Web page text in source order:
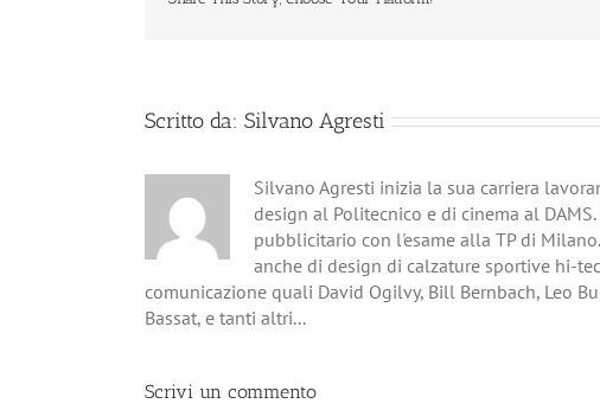
Scritto da: Silvano Agresti
Silvano Agresti inizia la sua carriera
design al Politecnico e di cinema al
pubblicitario con l'esame alla TP di
anche di design di calzature sportive hi-
comunicazione quali David Ogilvy, Bill Bernbach, Leo
Bassat, e tanti altri...
Scrivi un commento